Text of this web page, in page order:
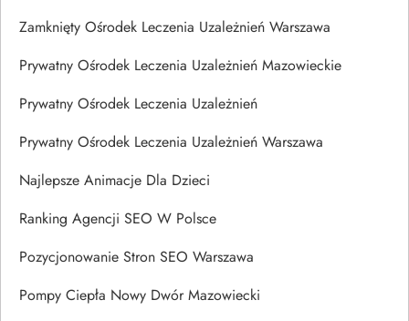
Zamknięty Ośrodek Leczenia Uzależnień Warszawa
Prywatny Ośrodek Leczenia Uzależnień Mazowieckie
Prywatny Ośrodek Leczenia Uzależnień
Prywatny Ośrodek Leczenia Uzależnień Warszawa
Najlepsze Animacje Dla Dzieci
Ranking Agencji SEO W Polsce
Pozycjonowanie Stron SEO Warszawa
Pompy Ciepła Nowy Dwór Mazowiecki